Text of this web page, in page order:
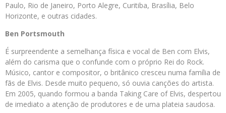
Paulo, Rio de Janeiro, Porto Alegre, Curitiba, Brasília, Belo
Horizonte, e outras cidades.
Ben Portsmouth
É surpreendente a semelhança física e vocal de Ben com Elvis,
além do carisma que o confunde com o próprio Rei do Rock.
Músico, cantor e compositor, o britânico cresceu numa família de
fãs de Elvis. Desde muito pequeno, só ouvia canções do artista.
Em 2005, quando formou a banda Taking Care of Elvis, despertou
de imediato a atenção de produtores e de uma plateia saudosa.